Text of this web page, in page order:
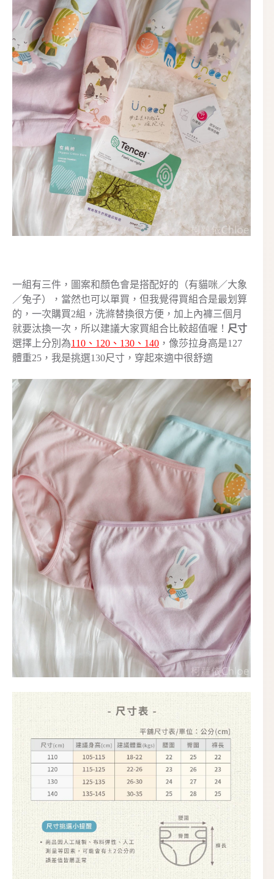
一組有三件，圖案和顏色會是搭配好的（有貓咪／大象
／兔子），當然也可以單買，但我覺得買組合是最划算
的，一次購買2組，洗滌替換很方便，加上內褲三個月
就要汰換一次，所以建議大家買組合比較超值喔！ 尺寸
選擇上分別為110、120、130、140 ，像莎拉身高是127
體重25，我是挑選130尺寸，穿起來適中很舒適